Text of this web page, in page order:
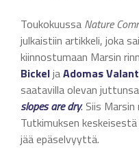
Toukokuussa Nature
julkaistiin artikkeli, joka
kiinnostumaan Marsin
BickeljaAdomas
saatavilla olevan
slopes are dry. Siis
Tutkimuksen
jää epäselvyyttä.